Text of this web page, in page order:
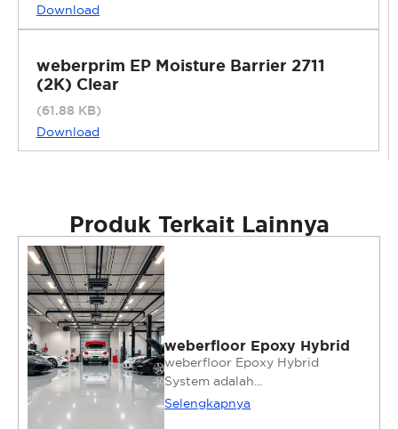
Download
weberprim EP Moisture Barrier 2711
(2K) Clear
(61.88 KB)
Download
Produk Terkait Lainnya
weberfloor Epoxy Hybrid
weberfloor Epoxy Hybrid
System adalah...
Selengkapnya